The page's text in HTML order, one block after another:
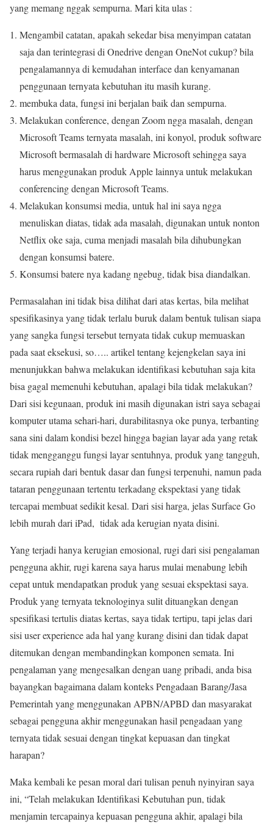
yang memang nggak sempurna. Mari kita ulas :
Mengambil catatan, apakah sekedar bisa menyimpan catatan
saja dan terintegrasi di Onedrive dengan OneNot cukup? bila
pengalamannya di kemudahan interface dan kenyamanan
penggunaan ternyata kebutuhan itu masih kurang.
membuka data, fungsi ini berjalan baik dan sempurna.
Melakukan conference, dengan Zoom ngga masalah, dengan
Microsoft Teams ternyata masalah, ini konyol, produk software
Microsoft bermasalah di hardware Microsoft sehingga saya
harus menggunakan produk Apple lainnya untuk melakukan
conferencing dengan Microsoft Teams.
Melakukan konsumsi media, untuk hal ini saya ngga
menuliskan diatas, tidak ada masalah, digunakan untuk nonton
Netflix oke saja, cuma menjadi masalah bila dihubungkan
dengan konsumsi batere.
Konsumsi batere nya kadang ngebug, tidak bisa diandalkan.
Permasalahan ini tidak bisa dilihat dari atas kertas, bila melihat
spesifikasinya yang tidak terlalu buruk dalam bentuk tulisan siapa
yang sangka fungsi tersebut ternyata tidak cukup memuaskan
pada saat eksekusi, so….. artikel tentang kejengkelan saya ini
menunjukkan bahwa melakukan identifikasi kebutuhan saja kita
bisa gagal memenuhi kebutuhan, apalagi bila tidak melakukan?
Dari sisi kegunaan, produk ini masih digunakan istri saya sebagai
komputer utama sehari-hari, durabilitasnya oke punya, terbanting
sana sini dalam kondisi bezel hingga bagian layar ada yang retak
tidak mengganggu fungsi layar sentuhnya, produk yang tangguh,
secara rupiah dari bentuk dasar dan fungsi terpenuhi, namun pada
tataran penggunaan tertentu terkadang ekspektasi yang tidak
tercapai membuat sedikit kesal. Dari sisi harga, jelas Surface Go
lebih murah dari iPad, tidak ada kerugian nyata disini.
Yang terjadi hanya kerugian emosional, rugi dari sisi pengalaman
pengguna akhir, rugi karena saya harus mulai menabung lebih
cepat untuk mendapatkan produk yang sesuai ekspektasi saya.
Produk yang ternyata teknologinya sulit dituangkan dengan
spesifikasi tertulis diatas kertas, saya tidak tertipu, tapi jelas dari
sisi user experience ada hal yang kurang disini dan tidak dapat
ditemukan dengan membandingkan komponen semata. Ini
pengalaman yang mengesalkan dengan uang pribadi, anda bisa
bayangkan bagaimana dalam konteks Pengadaan Barang/Jasa
Pemerintah yang menggunakan APBN/APBD dan masyarakat
sebagai pengguna akhir menggunakan hasil pengadaan yang
ternyata tidak sesuai dengan tingkat kepuasan dan tingkat
harapan?
Maka kembali ke pesan moral dari tulisan penuh nyinyiran saya
ini, “Telah melakukan Identifikasi Kebutuhan pun, tidak
menjamin tercapainya kepuasan pengguna akhir, apalagi bila